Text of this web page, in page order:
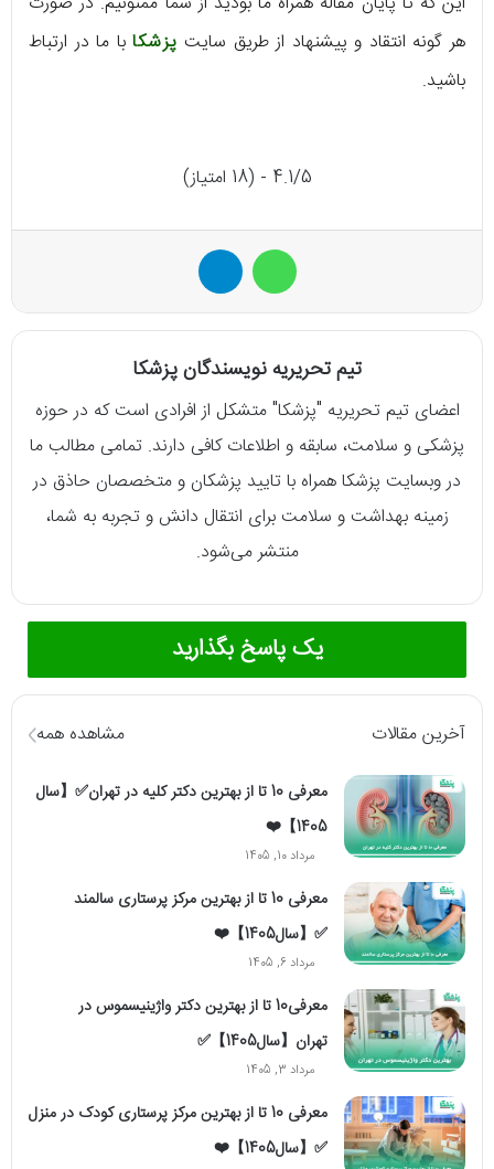
هر گونه انتقاد و پیشنهاد از طریق سایت پزشکابا ما در ارتباط
باشید.
4.1/5 - (18 امتیاز)
واتس آپ
تیم تحریریه نویسندگان پزشکا
اعضای تیم تحریریه "پزشکا" متشکل از افرادی است که در حوزه
پزشکی و سلامت، سابقه و اطلاعات کافی دارند. تمامی مطالب ما
در وبسایت پزشکا همراه با تایید پزشکان و متخصصان حاذق در
زمینه بهداشت و سلامت برای انتقال دانش و تجربه به شما،
منتشر می‌شود.
یک پاسخ بگذارید
آخرین مقالات مشاهده همه
معرفی 10 تا از بهترین دکتر کلیه در تهران✅【سال
1405】❤️
مرداد 10, 1405
معرفی 10 تا از بهترین مرکز پرستاری سالمند
✅【سال1405】❤️
مرداد 6, 1405
معرفی10 تا از بهترین دکتر واژینیسموس در
تهران【سال1405】✅
مرداد 3, 1405
معرفی 10 تا از بهترین مرکز پرستاری کودک در منزل
✅【سال1405】❤️